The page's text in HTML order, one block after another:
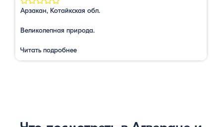
Арзакан, Котайкская обл.
Великолепная природа.
Читать подробнее